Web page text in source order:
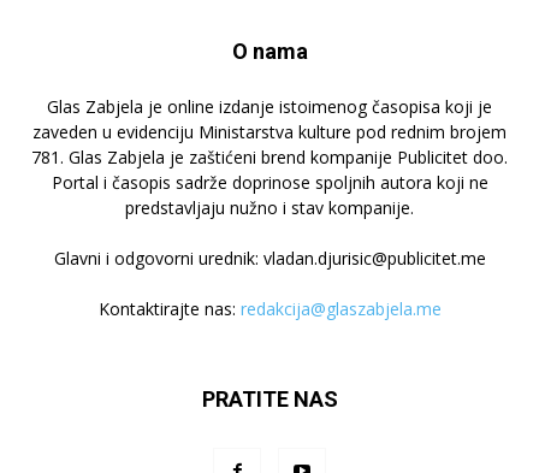
O nama
Glas Zabjela je online izdanje istoimenog časopisa koji je
zaveden u evidenciju Ministarstva kulture pod rednim brojem
781. Glas Zabjela je zaštićeni brend kompanije Publicitet doo.
Portal i časopis sadrže doprinose spoljnih autora koji ne
predstavljaju nužno i stav kompanije.
Glavni i odgovorni urednik: vladan.djurisic@publicitet.me
Kontaktirajte nas: redakcija@glaszabjela.me
PRATITE NAS